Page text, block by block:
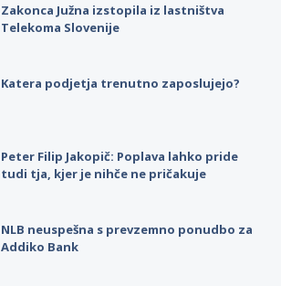
Zakonca Južna izstopila iz lastništva
Telekoma Slovenije
Katera podjetja trenutno zaposlujejo?
Peter Filip Jakopič: Poplava lahko pride
tudi tja, kjer je nihče ne pričakuje
NLB neuspešna s prevzemno ponudbo za
Addiko Bank